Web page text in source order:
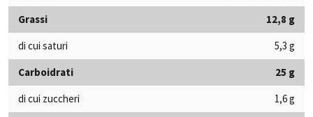
Grassi
12,8 g
di cui saturi
5,3 g
Carboidrati
25 g
di cui zuccheri
1,6 g